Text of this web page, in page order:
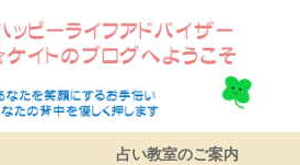
占い教室のご案内